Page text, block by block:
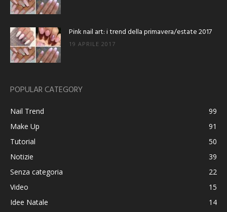
Pink nail art: i trend della primavera/estate 2017
19 APRILE 2017
POPULAR CATEGORY
Nail Trend
99
Make Up
91
Tutorial
50
Notizie
39
Senza categoria
22
Video
15
Idee Natale
14